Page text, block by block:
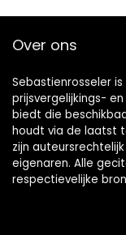
Over ons
Sebastienrosseler
prijsvergelijkings-
biedt die
houdt via de laatst
zijn
eigenaren. Alle
respectievelijke